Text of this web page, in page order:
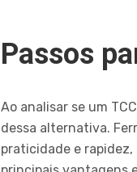
Passos
Ao analisar se um
dessa alternativa.
praticidade e